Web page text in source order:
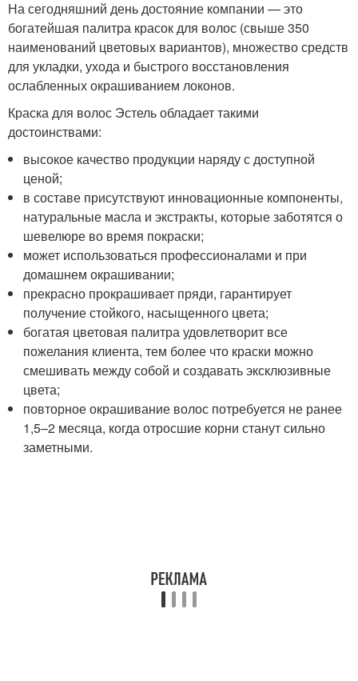
На сегодняшний день достояние компании — это
богатейшая палитра красок для волос (свыше 350
наименований цветовых вариантов), множество средств
для укладки, ухода и быстрого восстановления
ослабленных окрашиванием локонов.
Краска для волос Эстель обладает такими
достоинствами:
высокое качество продукции наряду с доступной
ценой;
в составе присутствуют инновационные компоненты,
натуральные масла и экстракты, которые заботятся о
шевелюре во время покраски;
может использоваться профессионалами и при
домашнем окрашивании;
прекрасно прокрашивает пряди, гарантирует
получение стойкого, насыщенного цвета;
богатая цветовая палитра удовлетворит все
пожелания клиента, тем более что краски можно
смешивать между собой и создавать эксклюзивные
цвета;
повторное окрашивание волос потребуется не ранее
1,5–2 месяца, когда отросшие корни станут сильно
заметными.